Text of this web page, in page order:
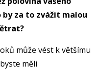
za to zvážit malou
může vést k většímu
měli